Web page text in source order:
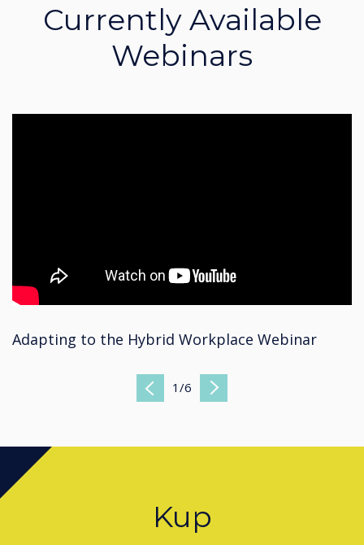
Currently Available
Webinars
Adapting to the Hybrid Workplace Webinar
Previous
1 /6 Next
Kup